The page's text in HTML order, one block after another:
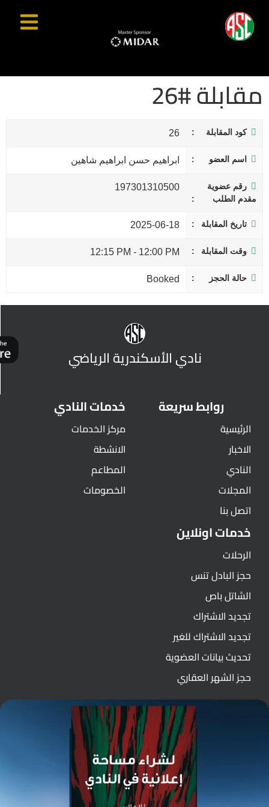
مقابلة #26
كود المقابلة 26
اسم العضو ابراهيم حسن ابراهيم شاهين
رقم عضوية
مقدم الطلب
197301310500
تاريخ المقابلة 2025-06-18
وقت المقابلة 12:00 PM
-
12:15 PM
حالة الحجز Booked
نادي الأسكندرية الرياضي
روابط سريعة
الرئيسية
الاخبار
النادي
المجلات
اتصل بنا
خدمات النادي
مركز الخدمات
الانشطة
المطاعم
الخصومات
خدمات اونلاين
الرحلات
حجز البادل تنس
الشاتل باص
تجديد الاشتراك
تجديد الاشتراك للغير
تحديث بيانات العضوية
حجز الشهر العقاري